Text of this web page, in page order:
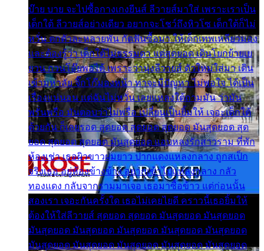
บ๊าย บาย จะไปซื้อกางเกงยีนส์ ลีวายส์มาใส่ เพราะเราเป็น
เด็กใต้ ลีวายส์อย่างเดียว อยากจะโชว์ถึงหิวโซ เด็กใต้ก็ไม่
หวั่น ตกตัวละหลายพัน กัดฟันซื้อมา ให้เด็กเทพเหลียวมอง
และต้องรู้ว่า เด็กใต้ไม่ธรรมดา แต่สุดยอด เดินโยกย้ายเย
ยวน กวนโอ๊ยพอได้ เพราะว่านุ่งลีวายส์ ตัวใหม่ใส่มา เดิน
เข้ามหาลัย จิ๊กโก๊มองหน้า ท่าจะมีปัญหา ไม่พอใจ ได้เป็น
เรื่องแน่นอน แต่ฉันไม่หวั่น เลยแหลงใต้ถามมัน ว่ามัน
พรั่นพรือ มันตอบว่าไม่พรื่อ เปลี่ยนเป็นยิ้มให้ เจอะเด็กใต้
ด้วยกัน ก็เลยรอด สุดยอด สุดยอด สุดยอด มันสุดยอด สุด
ยอด สุดยอด สุดยอด มันสุดยอด แอบหลงรักสาวราม ที่พัก
ห้องเช่า เธอผิวขาวผมยาว ปากแดงแหลงกลาง ถูกสเป็ก
จริงเธอ อยู่ห้องข้างข้าง อยากเข้าไปแหลงกลาง กลัว
ทองแดง กลับจากรามมาเจอ เธอมาซื้อข้าว แต่ก่อนนั้น
สองเรา เจอะกันครั้งใด เธอไม่เคยไยดี คราวนี้เธอยิ้มให้
ต้องให้ใส่ลีวายส์ สุดยอด สุดยอด มันสุดยอด มันสุดยอด
มันสุดยอด มันสุดยอด มันสุดยอด มันสุดยอด มันสุดยอด
มันสุดยอด มันสุดยอด มันสุดยอด มันสุดยอด มันสุดยอด